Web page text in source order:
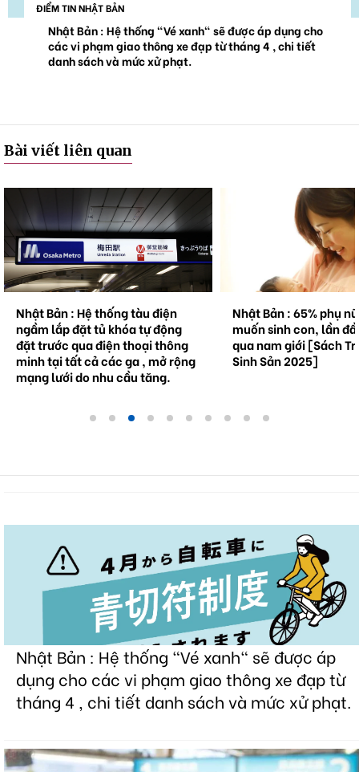
ĐIỂM TIN NHẬT BẢN
Nhật Bản : Hệ thống "Vé xanh" sẽ được áp dụng cho
các vi phạm giao thông xe đạp từ tháng 4 , chi tiết
danh sách và mức xử phạt.
Bài viết liên quan
Nhật Bản : Hệ thống tàu điện
ngầm lắp đặt tủ khóa tự động
đặt trước qua điện thoại thông
minh tại tất cả các ga , mở rộng
mạng lưới do nhu cầu tăng.
Nhật Bản : 65% phụ
muốn sinh con, lần
qua nam giới [Sách
Sinh Sản 2025]
Nhật Bản : Hệ thống "Vé xanh" sẽ được áp
dụng cho các vi phạm giao thông xe đạp từ
tháng 4 , chi tiết danh sách và mức xử phạt.